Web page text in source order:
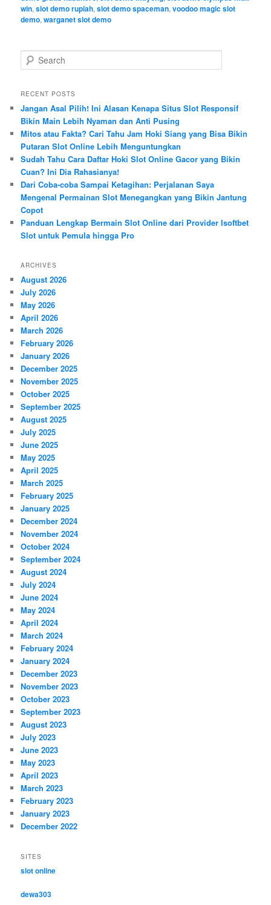
win,slot demo rupiah,slot demo spaceman,voodoo magic slot
demo,warganet slot demo
e
r
h
RECENT POSTS
Jangan Asal Pilih! Ini Alasan Kenapa Situs Slot Responsif
Bikin Main Lebih Nyaman dan Anti Pusing
Mitos atau Fakta? Cari Tahu Jam Hoki Siang yang Bisa Bikin
Putaran Slot Online Lebih Menguntungkan
Sudah Tahu Cara Daftar Hoki Slot Online Gacor yang Bikin
Cuan? Ini Dia Rahasianya!
Dari Coba-coba Sampai Ketagihan: Perjalanan Saya
Mengenal Permainan Slot Menegangkan yang Bikin Jantung
Copot
Panduan Lengkap Bermain Slot Online dari Provider Isoftbet
Slot untuk Pemula hingga Pro
ARCHIVES
August 2026
July 2026
May 2026
April 2026
March 2026
February 2026
January 2026
December 2025
November 2025
October 2025
September 2025
August 2025
July 2025
June 2025
May 2025
April 2025
March 2025
February 2025
January 2025
December 2024
November 2024
October 2024
September 2024
August 2024
July 2024
June 2024
May 2024
April 2024
March 2024
February 2024
January 2024
December 2023
November 2023
October 2023
September 2023
August 2023
July 2023
June 2023
May 2023
April 2023
March 2023
February 2023
January 2023
December 2022
SITES
slot online
dewa303